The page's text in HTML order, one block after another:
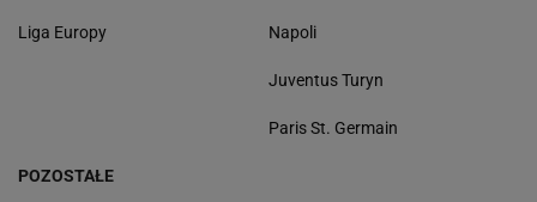
Liga Europy Napoli
Juventus Turyn
Paris St. Germain
POZOSTAŁE